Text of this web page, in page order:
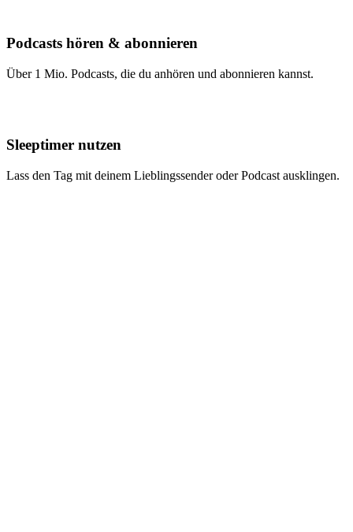
Podcasts hören & abonnieren
Über 1 Mio. Podcasts, die du anhören und abonnieren kannst.
Sleeptimer nutzen
Lass den Tag mit deinem Lieblingssender oder Podcast ausklingen.